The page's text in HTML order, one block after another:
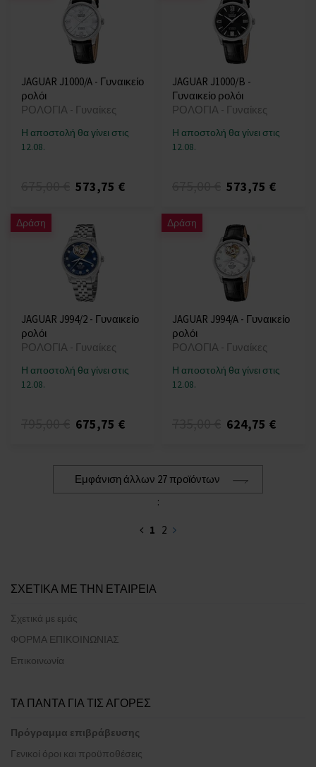
JAGUAR J1000/A - Γυναικείο
ρολόι
ΡΟΛΟΓΙΑ - Γυναίκες
Η αποστολή θα γίνει στις
12.08.
573,75 €
JAGUAR J1000/B -
Γυναικείο ρολόι
ΡΟΛΟΓΙΑ - Γυναίκες
Η αποστολή θα γίνει στις
12.08.
573,75 €
Δράση
JAGUAR J994/2 - Γυναικείο
ρολόι
ΡΟΛΟΓΙΑ - Γυναίκες
Η αποστολή θα γίνει στις
12.08.
675,75 €
Δράση
JAGUAR J994/A - Γυναικείο
ρολόι
ΡΟΛΟΓΙΑ - Γυναίκες
Η αποστολή θα γίνει στις
12.08.
624,75 €
Εμφάνιση άλλων 27 προϊόντων
:
1 2
ΣΧΕΤΙΚΑ ΜΕ ΤΗΝ ΕΤΑΙΡΕΙΑ
Σχετικά με εμάς
ΦΟΡΜΑ ΕΠΙΚΟΙΝΩΝΙΑΣ
Επικοινωνία
ΤΑ ΠΑΝΤΑ ΓΙΑ ΤΙΣ ΑΓΟΡΕΣ
Πρόγραμμα επιβράβευσης
Γενικοί όροι και προϋποθέσεις